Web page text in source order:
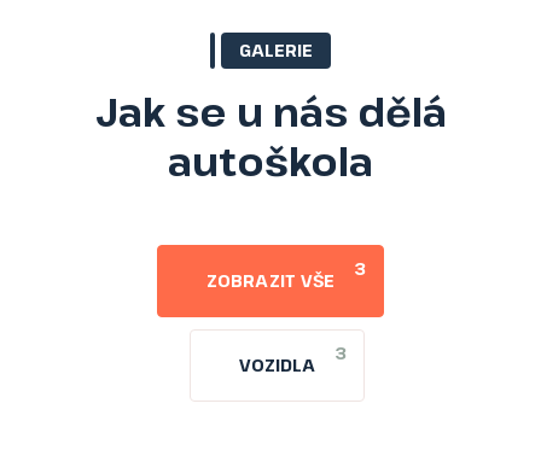
GALERIE
Jak se u nás dělá
autoškola
ZOBRAZIT VŠE
3
VOZIDLA
3